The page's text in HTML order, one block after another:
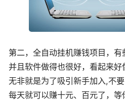
第二，全自动挂机赚钱项目，有
并且软件做得也很好，看起来
无非就是为了吸引新手加入,不
每天就可以赚十元、百元了，